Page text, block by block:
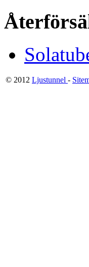
© 2012 Ljustunnel -